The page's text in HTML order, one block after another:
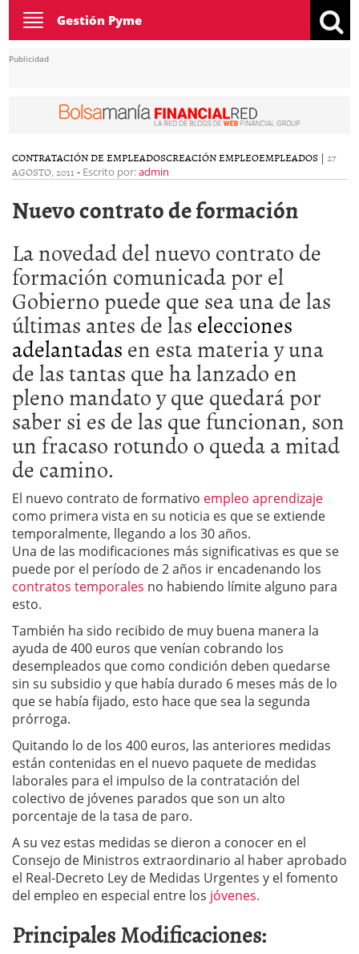
Toggle
navigation
Gestión Pyme
Publicidad
CONTRATACIÓN DE EMPLEADOSCREACIÓN EMPLEOEMPLEADOS | 27
AGOSTO, 2011 - Escrito por:admin
Nuevo contrato de formación
La novedad del nuevo contrato de
formación comunicada por el
Gobierno puede que sea una de las
últimas antes de laselecciones
adelantadasen esta materia y una
de las tantas que ha lanzado en
pleno mandato y que quedará por
saber si es de las que funcionan, son
un fracaso rotundo o queda a mitad
de camino.
El nuevo contrato de formativo empleo aprendizaje
como primera vista en su noticia es que se extiende
temporalmente, llegando a los 30 años.
Una de las modificaciones más significativas es que se
puede por el período de 2 años ir encadenando los
contratos temporales no habiendo límite alguno para
esto.
También ha sido recibido de muy buena manera la
ayuda de 400 euros que venían cobrando los
desempleados que como condición deben quedarse
sin su subsidio y que había durado 6 meses más de lo
que se había fijado, esto hace que sea la segunda
prórroga.
Quitando lo de los 400 euros, las anteriores medidas
están contenidas en el nuevo paquete de medidas
laborales para el impulso de la contratación del
colectivo de jóvenes parados que son un alto
porcentaje de la tasa de paro.
A su vez estas medidas se dieron a conocer en el
Consejo de Ministros extraordinario al haber aprobado
el Real-Decreto Ley de Medidas Urgentes y el fomento
del empleo en especial entre los jóvenes.
Principales Modificaciones: